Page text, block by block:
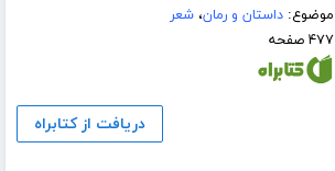
موضوع:داستان و رمان،شعر
۴۷۷ صفحه
دریافت از کتابراه